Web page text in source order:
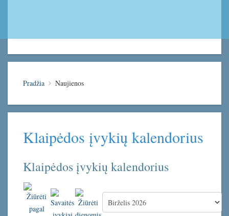
Pradžia Naujienos
Klaipėdos įvykių kalendorius
Klaipėdos įvykių kalendorius